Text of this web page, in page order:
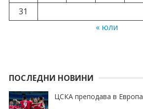
31
« юли
ПОСЛЕДНИ НОВИНИ
ЦСКА преподава в Европа